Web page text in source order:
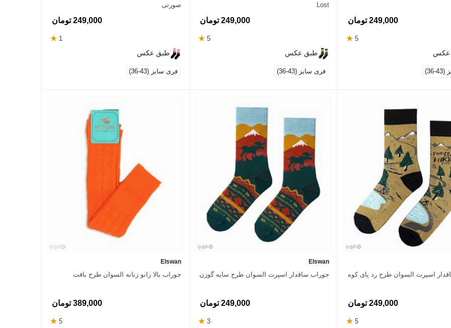
249,000 تومان
5
★
عکس
36)
Lost
249,000 تومان
5
★
طبق عکس
فری سایز (43-36)
صورتی
249,000 تومان
1
★
طبق عکس
فری سایز (43-36)
اسپرت السوان طرح رد پای کوه
249,000 تومان
5
★
Elswan
جوراب ساقدار اسپرت السوان طرح سایه گوزن
249,000 تومان
3
★
Elswan
جوراب بالا زانو زنانه السوان طرح بافت
389,000 تومان
5
★